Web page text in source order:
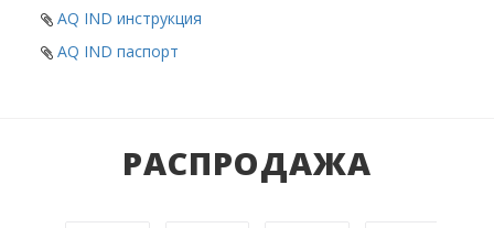
AQ IND инструкция
AQ IND паспорт
РАСПРОДАЖА